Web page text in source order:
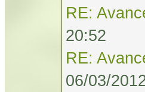
RE:
20:52
RE:
06/03/